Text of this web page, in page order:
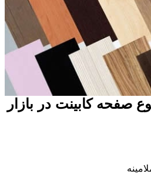
صفحه کابینت در بازار